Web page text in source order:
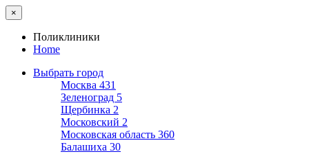
×
Поликлиники
Home
Выбрать город
Москва 431
Зеленоград 5
Щербинка 2
Московский 2
Московская область 360
Балашиха 30